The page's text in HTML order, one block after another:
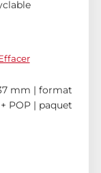
mm | format
POP | paquet